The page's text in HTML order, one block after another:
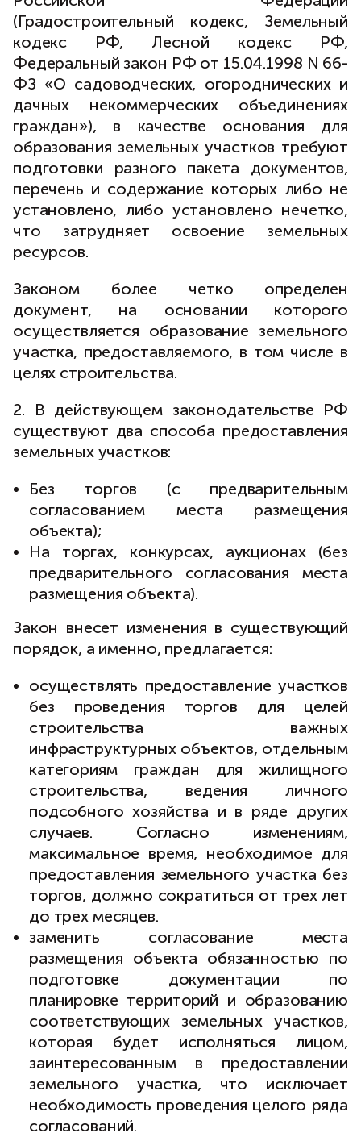
(Градостроительный кодекс, Земельный
кодекс РФ, Лесной кодекс РФ,
Федеральный закон РФ от 15.04.1998 N 66-
ФЗ «О садоводческих, огороднических и
дачных некоммерческих объединениях
граждан»), в качестве основания для
образования земельных участков требуют
подготовки разного пакета документов,
перечень и содержание которых либо не
установлено, либо установлено нечетко,
что затрудняет освоение земельных
ресурсов.
Законом более четко определен
документ, на основании которого
осуществляется образование земельного
участка, предоставляемого, в том числе в
целях строительства.
2. В действующем законодательстве РФ
существуют два способа предоставления
земельных участков:
Без торгов (с предварительным
согласованием места размещения
объекта);
На торгах, конкурсах, аукционах (без
предварительного согласования места
размещения объекта).
Закон внесет изменения в существующий
порядок, а именно, предлагается:
осуществлять предоставление участков
без проведения торгов для целей
строительства важных
инфраструктурных объектов, отдельным
категориям граждан для жилищного
строительства, ведения личного
подсобного хозяйства и в ряде других
случаев. Согласно изменениям,
максимальное время, необходимое для
предоставления земельного участка без
торгов, должно сократиться от трех лет
до трех месяцев.
заменить согласование места
размещения объекта обязанностью по
подготовке документации по
планировке территорий и образованию
соответствующих земельных участков,
которая будет исполняться лицом,
заинтересованным в предоставлении
земельного участка, что исключает
необходимость проведения целого ряда
согласований.